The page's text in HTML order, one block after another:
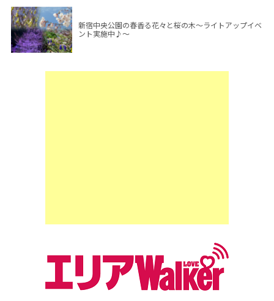
新宿中央公園の春香る花々と桜の木～ライトアップイベ
ント実施中♪～